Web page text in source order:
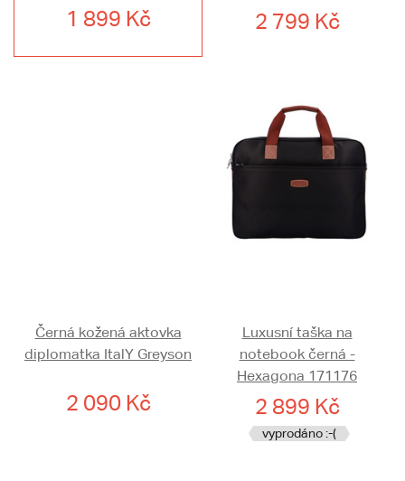
1 899 Kč 2 799 Kč
Černá kožená aktovka
diplomatka ItalY Greyson
2 090 Kč
Luxusní taška na
notebook černá -
Hexagona 171176
2 899 Kč
vyprodáno :-(